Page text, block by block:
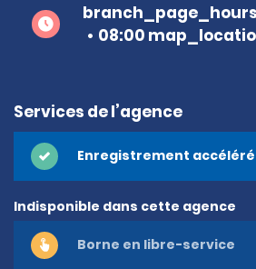
08:00
Services de l’agence
Enregistrement accéléré
Indisponible dans cette agence
Borne en libre-service